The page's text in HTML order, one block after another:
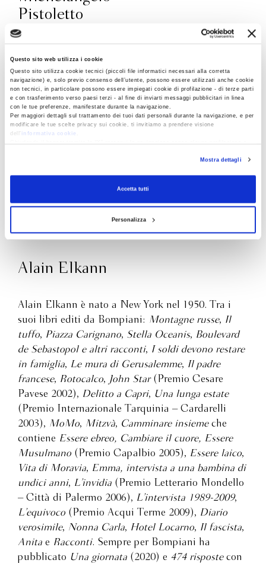
Questo sito web utilizza i cookie
Questo sito utilizza cookie tecnici (piccoli file informatici necessari alla corretta
navigazione) e, solo previo consenso dell’utente, possono essere utilizzati anche cookie
non tecnici, in particolare possono essere impiegati cookie di profilazione - di terze parti
e con trasferimento verso paesi terzi - al fine di inviarti messaggi pubblicitari in linea
con le tue preferenze, manifestate durante la navigazione.
Per maggiori dettagli sul trattamento dei tuoi dati personali durante la navigazione, e per
modificare le tue scelte privacy sui cookie, ti invitiamo a prendere visione
dell’
informativa cookie
RevocaMostra dettagli
Accetta tutti
Personalizza
responsabile, ecco un unico fil rouge che pone l'arte come
fonte di "energia mentale e visiva".
Pistoletto
realizzato mostre personali in gallerie e musei in
tutto il mondo e le sue opere sono presenti nelle
collezioni dei maggiori musei d’arte moderna e
contemporanea. Ha creato a Biella la
delle Idee, che hanno l’obiettivo di ispirare e
società attraverso idee e progetti creativi.
Scopri di più
Alain Elkann
Alain Elkann è nato a New York nel 1950. Tra i
suoi libri editi da Bompiani: Montagne russe, Il
tuffo, Piazza Carignano, Stella Oceanis, Boulevard
de Sebastopol e altri racconti, I soldi devono restare
in famiglia, Le mura di Gerusalemme, Il padre
francese, Rotocalco, John Star(Premio Cesare
Pavese 2002), Delitto a Capri, Una lunga estate
(Premio Internazionale Tarquinia – Cardarelli
2003), MoMo, Mitzvà, Camminare insieme che
contiene Essere ebreo, Cambiare il cuore, Essere
Musulmano (Premio Capalbio 2005), Essere laico,
Vita di Moravia, Emma, intervista a una bambina di
undici anni, L’invidia (Premio Letterario Mondello
– Città di Palermo 2006), L’intervista 1989-2009,
L’equivoco (Premio Acqui Terme 2009), Diario
verosimile, Nonna Carla, Hotel Locarno, Il fascista,
Anita e Racconti. Sempre per Bompiani ha
pubblicato Una giornata (2020) e 474 rispostecon